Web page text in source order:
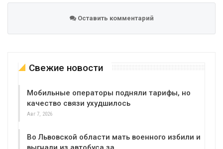
Оставить комментарий
Свежие новости
Мобильные операторы подняли тарифы, но
качество связи ухудшилось
Авг 7, 2026
Во Львовской области мать военного избили и